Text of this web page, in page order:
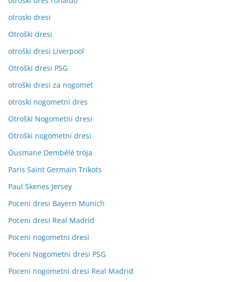
otroski dresi
Otroški dresi
otroški dresi Liverpool
Otroški dresi PSG
otroški dresi za nogomet
otroski nogometni dres
Otroški Nogometni dresi
Otroški nogometni dresi
Ousmane Dembélé tröja
Paris Saint Germain Trikots
Paul Skenes Jersey
Poceni dresi Bayern Munich
Poceni dresi Real Madrid
Poceni nogometni dresi
Poceni Nogometni dresi PSG
Poceni nogometni dresi Real Madrid